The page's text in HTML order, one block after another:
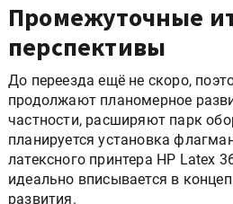
Промежуточные
перспективы
До переезда ещё не скоро,
продолжают планомерное
частности, расширяют парк
планируется установка
латексного принтера HP Latex
идеально вписывается в
развития.